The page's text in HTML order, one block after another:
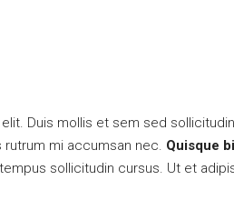
Duis mollis et sem sed
rutrum mi accumsan nec. Quisque
sollicitudin cursus. Ut et